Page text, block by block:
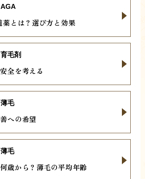
とは？選び方と効果
AGA
全を考える
育毛剤
への希望
薄毛
歳から？薄毛の平均年齢
薄毛